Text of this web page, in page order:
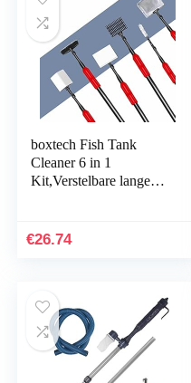
boxtech Fish Tank
Cleaner 6 in 1
Kit,Verstelbare lange
€26.74